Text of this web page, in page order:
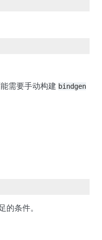
需要手动构建 bindgen
的条件。